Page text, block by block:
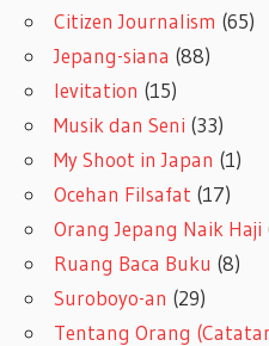
Citizen Journalism (65)
Jepang-siana (88)
levitation (15)
Musik dan Seni (33)
My Shoot in Japan (1)
Ocehan Filsafat (17)
Orang Jepang Naik Haji
Ruang Baca Buku (8)
Suroboyo-an (29)
Tentang Orang